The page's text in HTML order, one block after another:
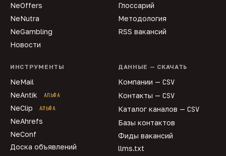
NeOffers
NeNutra
NeGambling
Новости
Глоссарий
Методология
RSS вакансий
ИНСТРУМЕНТЫ
NeMail
NeAntik
АЛЬФА
NeClip АЛЬФА
NeAhrefs
NeConf
Доска объявлений
ДАННЫЕ — СКАЧАТЬ
Компании — CSV
Контакты — CSV
Каталог каналов — CSV
Базы контактов
Фиды вакансий
llms.txt